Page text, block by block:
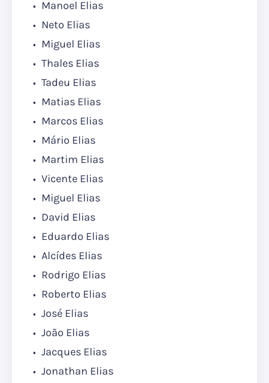
Manoel Elias
Neto Elias
Miguel Elias
Thales Elias
Tadeu Elias
Matias Elias
Marcos Elias
Mário Elias
Martim Elias
Vicente Elias
Miguel Elias
David Elias
Eduardo Elias
Alcídes Elias
Rodrigo Elias
Roberto Elias
José Elias
João Elias
Jacques Elias
Jonathan Elias